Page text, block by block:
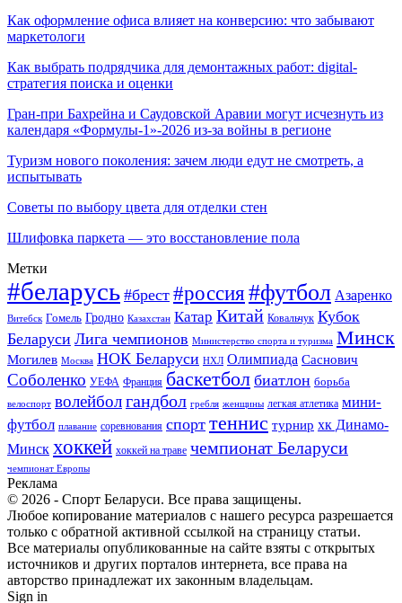
Как оформление офиса влияет на конверсию: что забывают
маркетологи
Как выбрать подрядчика для демонтажных работ: digital-
стратегия поиска и оценки
Гран-при Бахрейна и Саудовской Аравии могут исчезнуть из
календаря «Формулы-1»-2026 из-за войны в регионе
Туризм нового поколения: зачем люди едут не смотреть, а
испытывать
Советы по выбору цвета для отделки стен
Шлифовка паркета — это восстановление пола
Метки
#беларусь #брест #россия#футбол Азаренко
Витебск Гомель Гродно Казахстан Катар Китай Ковальчук Кубок
Беларуси Лига чемпионов Министерство спорта и туризма Минск
Могилев Москва НОК Беларуси НХЛ Олимпиада Саснович
Соболенко УЕФА Франция баскетбол биатлон борьба
велоспорт волейболгандбол гребля женщины легкая атлетика мини-
футбол плавание соревнования спорт теннис турнир хк Динамо-
Минск хоккей хоккей на траве чемпионат Беларуси
чемпионат Европы
Реклама
© 2026 - Спорт Беларуси. Все права защищены.
Любое копирование материалов с нашего ресурса разрешается
только с обратной активной ссылкой на страницу статьи.
Все материалы опубликованные на сайте взяты с открытых
источников и других порталов интернета, все права на
авторство принадлежат их законным владельцам.
Sign in